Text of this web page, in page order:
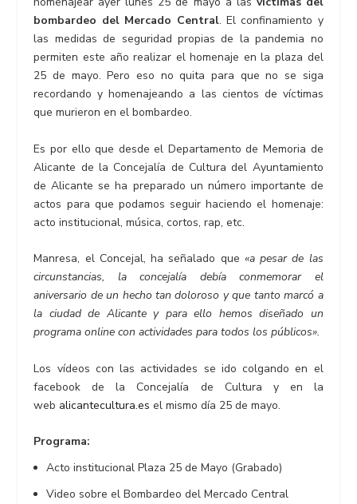
bombardeo del Mercado Central. El confinamiento y
las medidas de seguridad propias de la pandemia no
permiten este año realizar el homenaje en la plaza del
25 de mayo. Pero eso no quita para que no se siga
recordando y homenajeando a las cientos de víctimas
que murieron en el bombardeo.
Es por ello que desde el Departamento de Memoria de
Alicante de la Concejalía de Cultura del Ayuntamiento
de Alicante se ha preparado un número importante de
actos para que podamos seguir haciendo el homenaje:
acto institucional, música, cortos, rap, etc.
Manresa, el Concejal, ha señalado que «a pesar de las
circunstancias, la concejalía debía conmemorar el
aniversario de un hecho tan doloroso y que tanto marcó a
la ciudad de Alicante y para ello hemos diseñado un
programa online con actividades para todos los públicos».
Los vídeos con las actividades se ido colgando en el
facebook de la Concejalía de Cultura y en la
web alicantecultura.es el mismo día 25 de mayo.
Programa:
Acto institucional Plaza 25 de Mayo (Grabado)
Video sobre el Bombardeo del Mercado Central